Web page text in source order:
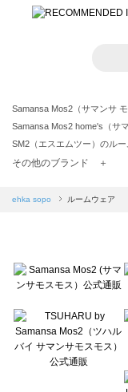
Samansa Mos2（サマンサ
Samansa Mos2 home's（サ
SM2（エスエムツー）のル
TSUHARU by Samansa
Samansa Mos2 blue（サマ
sō4ū（ソウフォーユー）の
Te chichi（テチチ）のルー
Te chichi CLASSIC（テチチ
Lugnoncure（ルノンキュー
BETTY'S BLUE（べティー
Wpc.（ワールドパーティー
その他のブランド ＋
ehka sopo ルームウェア